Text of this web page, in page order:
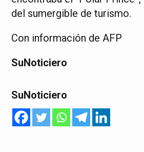
del sumergible de turismo.
Con información de AFP
SuNoticiero
SuNoticiero